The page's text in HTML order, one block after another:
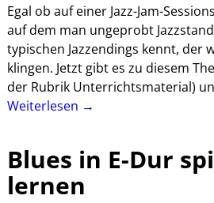
Egal ob auf einer Jazz-Jam-
auf dem man ungeprobt
typischen Jazzendings kennt, der
klingen. Jetzt gibt es zu diesem
der Rubrik Unterrichtsmaterial)
Weiterlesen →
Blues in E-Dur
lernen